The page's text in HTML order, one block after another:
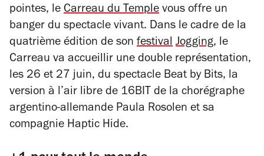
pointes, le Carreau du Temple vous offre un
banger du spectacle vivant. Dans le cadre de la
quatrième édition de son festival Jogging, le
Carreau va accueillir une double représentation,
les 26 et 27 juin, du spectacle Beat by Bits, la
version à l’air libre de 16BIT de la chorégraphe
argentino-allemande Paula Rosolen et sa
compagnie Haptic Hide.